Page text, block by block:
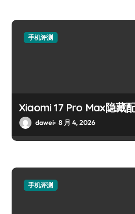
手机评测
Xiaomi 17 Pro Max隐藏
dawei 8 月 4, 2026
手机评测